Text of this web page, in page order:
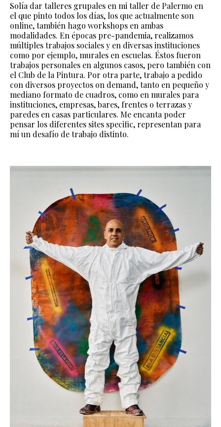
Solía dar talleres grupales en mi taller de Palermo en
el que pinto todos los días, los que actualmente son
online, también hago workshops en ambas
modalidades. En épocas pre-pandemia, realizamos
múltiples trabajos sociales y en diversas instituciones
como por ejemplo, murales en escuelas. Éstos fueron
trabajos personales en algunos casos, pero también con
el Club de la Pintura. Por otra parte, trabajo a pedido
con diversos proyectos on demand, tanto en pequeño y
mediano formato de cuadros, como en murales para
instituciones, empresas, bares, frentes o terrazas y
paredes en casas particulares. Me encanta poder
pensar los diferentes sites specific, representan para
mí un desafío de trabajo distinto.